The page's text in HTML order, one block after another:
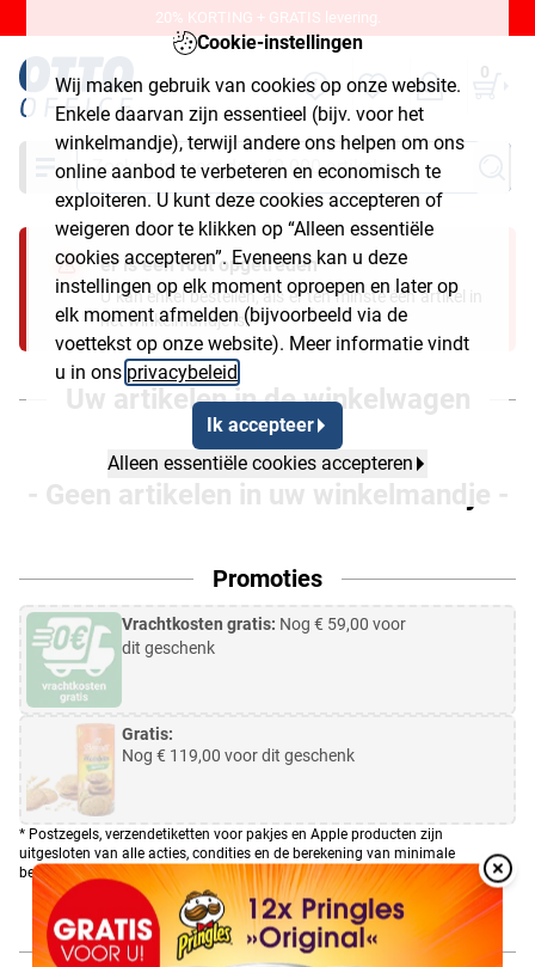
Cookie-instellingen
Wij maken gebruik van cookies op onze website.
Enkele daarvan zijn essentieel (bijv. voor het
winkelmandje), terwijl andere ons helpen om ons
online aanbod te verbeteren en economisch te
exploiteren. U kunt deze cookies accepteren of
weigeren door te klikken op “Alleen essentiële
cookies accepteren”. Eveneens kan u deze
instellingen op elk moment oproepen en later op
elk moment afmelden (bijvoorbeeld via de
voettekst op onze website). Meer informatie vindt
u in ons privacybeleid
Ik accepteer
Alleen essentiële cookies accepteren
Overlay
20% KORTING + GRATIS levering.
0
Zoeken
er is een fout opgetreden
U kan enkel bestellen, als er ten minste één artikel in
het winkelmandje is.
Uw artikelen in de winkelwagen
- Geen artikelen in uw winkelmandje -
Promoties
Vrachtkosten gratis: Nog € 59,00 voor
dit geschenk
Gratis:
Nog € 119,00 voor dit geschenk
* Postzegels, verzendetiketten voor pakjes en Apple producten zijn
uitgesloten van alle acties, condities en de berekening van minimale
bestelwaardes.
toevoegen